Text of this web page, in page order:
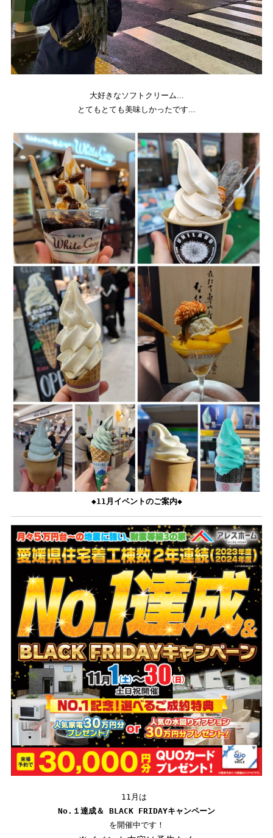
大好きなソフトクリーム...
とてもとても美味しかったです...
◆11 月イベントのご案内◆
No.１達成＆ BLACK FRIDAYキャンペーン